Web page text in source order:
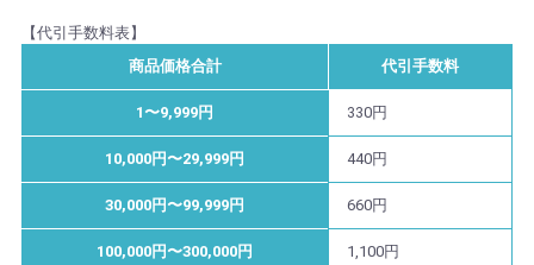
【代引手数料表】
商品価格合計
代引手数料
1〜9,999円 330円
10,000円〜29,999円 440円
30,000円〜99,999円 660円
100,000円〜300,000円 1,100円